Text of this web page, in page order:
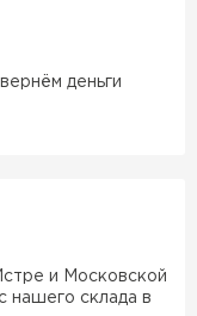
деньги
и Московской
нашего склада в